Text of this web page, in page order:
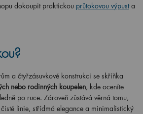
dokoupit praktickou průtokovou výpust a
a čtyřzásuvkové konstrukci se skříňka
nebo rodinných koupelen, kde oceníte
po ruce. Zároveň zůstává věrná tomu,
linie, střídmá elegance a minimalistický